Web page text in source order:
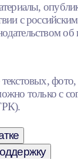
с
об
фото,
только с